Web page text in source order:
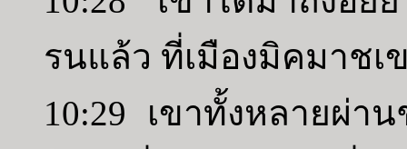
รนแล้ว ที่เมืองมิคมาชเ
10:29 เขาทั้งหลายผ่า